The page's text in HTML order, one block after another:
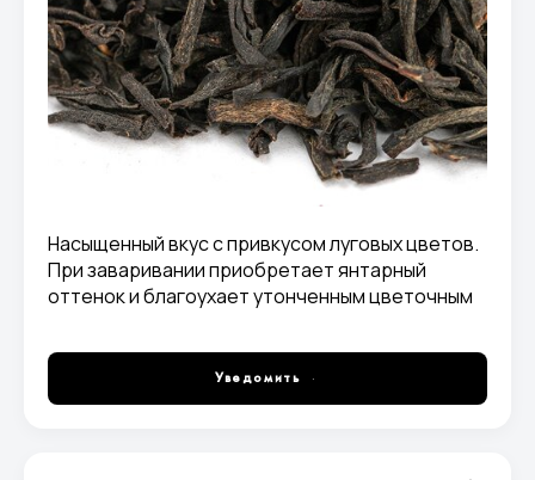
Насыщенный вкус с привкусом луговых цветов.
При заваривании приобретает янтарный
оттенок и благоухает утонченным цветочным
Уведомить